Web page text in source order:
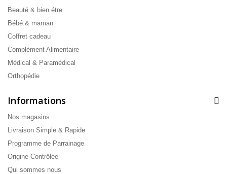
Beauté & bien étre
Bébé & maman
Coffret cadeau
Complément Alimentaire
Médical & Paramédical
Orthopédie
Informations
Nos magasins
Livraison Simple & Rapide
Programme de Parrainage
Origine Contrôlée
Qui sommes nous